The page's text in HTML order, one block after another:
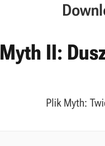
Myth II:
Plik Myth: